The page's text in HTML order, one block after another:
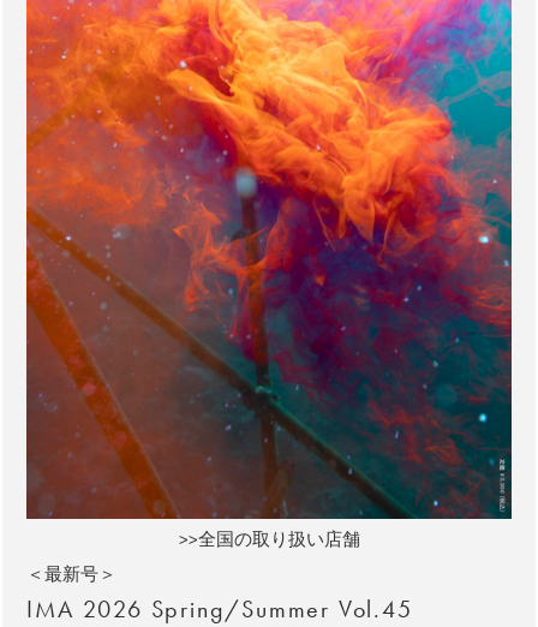
>>全国の取り扱い店舗
＜最新号＞
IMA 2026 Spring/Summer Vol.45